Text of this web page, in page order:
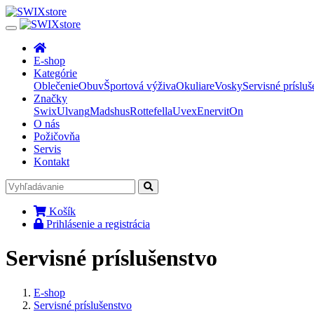
E-shop
Kategórie
OblečenieObuvŠportová výživaOkuliareVoskyServisné
Značky
SwixUlvangMadshusRottefellaUvexEnervitOn
O nás
Požičovňa
Servis
Kontakt
Košík
Prihlásenie a registrácia
Servisné príslušenstvo
E-shop
Servisné príslušenstvo